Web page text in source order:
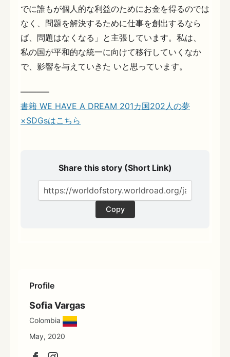
Profile
Sofia Vargas
Colombia
May, 2020
でに誰もが個人的な利益のためにお金を得るのでは
なく、問題を解決するために仕事を創出するなら
ば、問題はなくなる」と主張しています。私は、
私の国が平和的な統一に向けて移行していくなか
で、影響を与えていきた いと思っています。
———–
書籍 WE HAVE A DREAM 201カ国202人の夢
×SDGsはこちら
Share this story (Short Link)
Copy